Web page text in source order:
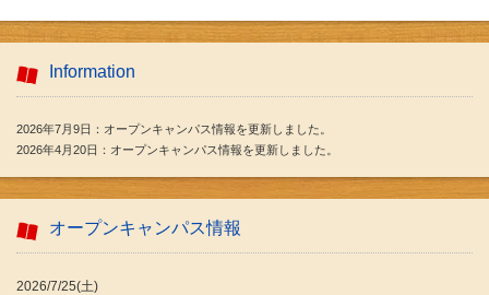
Information
2026年7月9日：オープンキャンパス情報を更新しました。
2026年4月20日：オープンキャンパス情報を更新しました。
オープンキャンパス情報
2026/7/25(土)